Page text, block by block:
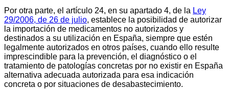
Por otra parte, el artículo 24, en su apartado 4, de la Ley
29/2006, de 26 de julio, establece la posibilidad de autorizar
la importación de medicamentos no autorizados y
destinados a su utilización en España, siempre que estén
legalmente autorizados en otros países, cuando ello resulte
imprescindible para la prevención, el diagnóstico o el
tratamiento de patologías concretas por no existir en España
alternativa adecuada autorizada para esa indicación
concreta o por situaciones de desabastecimiento.